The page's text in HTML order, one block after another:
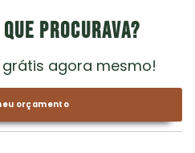
procurava?
agora mesmo!
orçamento